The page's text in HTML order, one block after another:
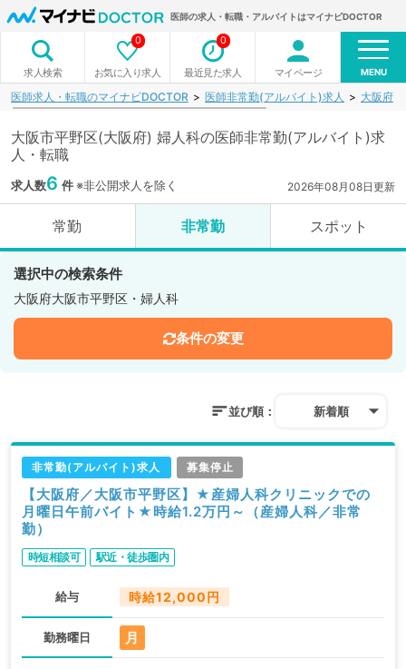
医師の求人・転職・アルバイトはマイナビDOCTOR
求人検索 お気に入り求人
0
最近見た求人
0
マイページ MENU
医師求人・転職のマイナビDOCTOR 医師非常勤(アルバイト)求人 大阪府
大阪市平野区(大阪府) 婦人科の医師非常勤(アルバイト)求
人・転職
求人数6 件※非公開求人を除く 2026年08月08日更新
常勤 非常勤 スポット
選択中の検索条件
大阪府大阪市平野区・婦人科
条件の変更
並び順： 新着順
非常勤(アルバイト)求人 募集停止
【大阪府／大阪市平野区】★産婦人科クリニックでの
月曜日午前バイト★時給1.2万円～（産婦人科／非常
勤）
時短相談可 駅近・徒歩圏内
給与 時給12,000円
勤務曜日 月